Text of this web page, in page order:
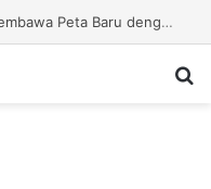
Once Human Update Terbaru Membawa Peta Baru dengan Misteri dan Konten Eksplorasi Lebih Banyak